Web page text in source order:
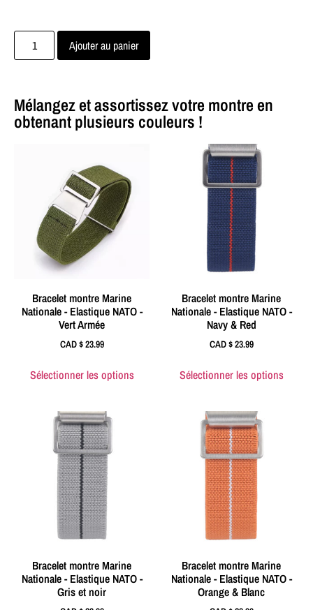
Ajouter au panier
Mélangez et assortissez votre montre en
obtenant plusieurs couleurs !
Bracelet montre Marine
Nationale - Elastique NATO -
Vert Armée
CAD $23.99
Sélectionner les options
Bracelet montre Marine
Nationale - Elastique NATO -
Navy & Red
CAD $23.99
Sélectionner les options
Bracelet montre Marine
Nationale - Elastique NATO -
Gris et noir
Bracelet montre Marine
Nationale - Elastique NATO -
Orange & Blanc